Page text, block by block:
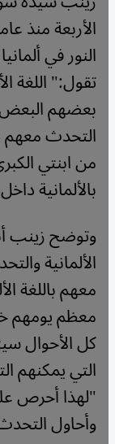
الأربعة منذ
النور في
تقول:" اللغة
بعضهم البعض
التحدث معهم
من ابنتي
بالألمانية
وتوضح زينب
الألمانية
معهم باللغة
معظم يومهم
كل الأحوال
التي يمكنهم
"لهذا أحرص
وأحاول